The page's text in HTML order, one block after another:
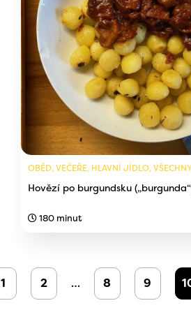
OBĚD, VEČEŘE, HLAVNÍ JÍDLO,
Hovězí po burgundsku
180 minut
1 2 … 8 9